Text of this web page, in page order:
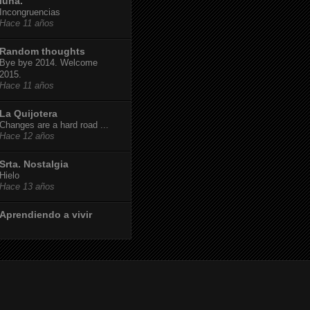
Incongruencias
Hace 11 años
Random thoughts
Bye bye 2014. Welcome
2015.
Hace 11 años
La Quijotera
Changes are a hard road ...
Hace 12 años
Srta. Nostalgia
Hielo
Hace 13 años
Aprendiendo a vivir